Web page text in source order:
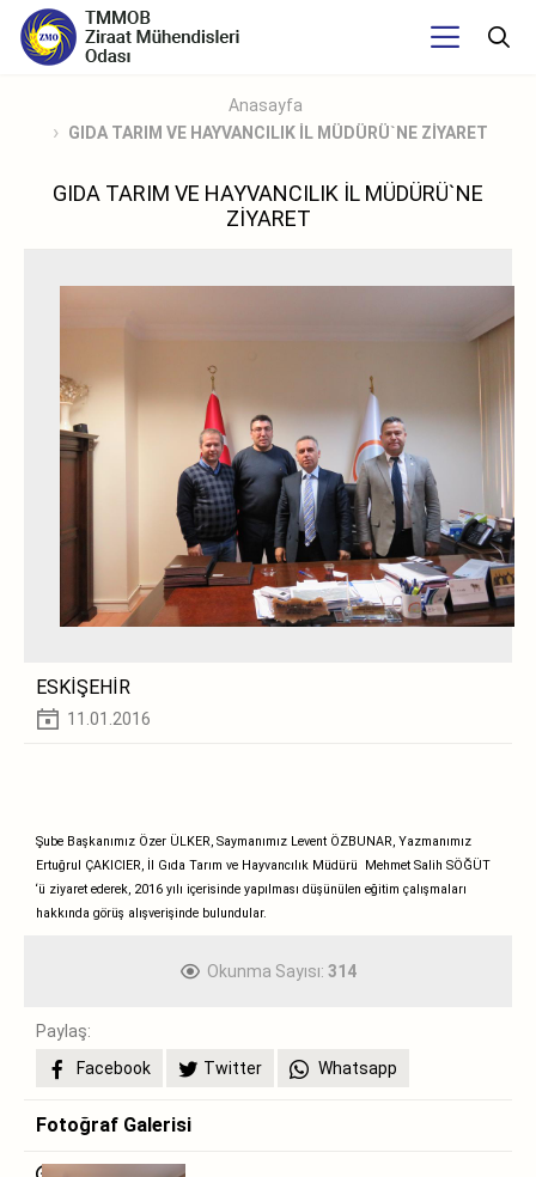
Anasayfa
GIDA TARIM VE HAYVANCILIK İL MÜDÜRÜ`NE ZİYARET
GIDA TARIM VE HAYVANCILIK İL MÜDÜRÜ`NE
ZİYARET
ESKİŞEHİR
11.01.2016
Şube Başkanımız Özer ÜLKER, Saymanımız Levent ÖZBUNAR, Yazmanımız
Ertuğrul ÇAKICIER, İl Gıda Tarım ve Hayvancılık Müdürü Mehmet Salih SÖĞÜT
‘ü ziyaret ederek, 2016 yılı içerisinde yapılması düşünülen eğitim çalışmaları
hakkında görüş alışverişinde bulundular.
Okunma Sayısı: 314
Paylaş:
Facebook
Twitter Whatsapp
Fotoğraf Galerisi